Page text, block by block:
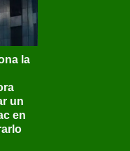
la
un
en